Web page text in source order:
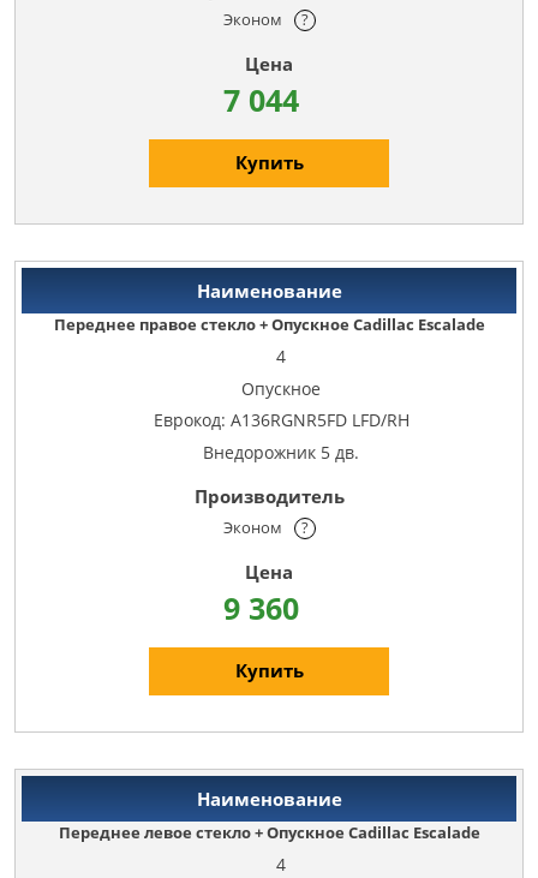
Эконом ?
7 044
Купить
Переднее правое стекло + Опускное Cadillac Escalade
4
Опускное
Еврокод: A136RGNR5FD LFD/RH
Внедорожник 5 дв.
Эконом ?
9 360
Купить
Переднее левое стекло + Опускное Cadillac Escalade
4